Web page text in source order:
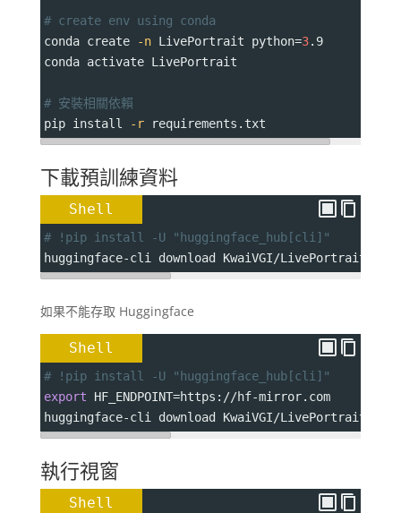
# create env using conda
conda create
-n LivePortrait python=3.9
conda activate LivePortrait
# 安裝相關依賴
pip install
-r requirements.txt
下載預訓練資料
Shell
# !pip install -U "huggingface_hub[cli]"
huggingface-cli download KwaiVGI/LivePortrait
如果不能存取 Huggingface
Shell
# !pip install -U "huggingface_hub[cli]"
export
HF_ENDPOINT=https://hf-mirror.com
huggingface-cli download KwaiVGI/LivePortrait
執行視窗
Shell